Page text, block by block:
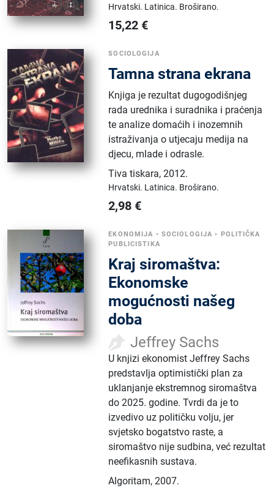
Hrvatski. Latinica. Broširano.
15,22 €
SOCIOLOGIJA
Tamna strana ekrana
Knjiga je rezultat dugogodišnjeg
rada urednika i suradnika i praćenja
te analize domaćih i inozemnih
istraživanja o utjecaju medija na
djecu, mlade i odrasle.
Tiva tiskara,2012.
Hrvatski. Latinica. Broširano.
2,98 €
EKONOMIJA • SOCIOLOGIJA •
POLITIČKA
PUBLICISTIKA
Kraj siromaštva:
Ekonomske
mogućnosti našeg
doba
Jeffrey Sachs
U knjizi ekonomist Jeffrey Sachs
predstavlja optimistički plan za
uklanjanje ekstremnog siromaštva
do 2025. godine. Tvrdi da je to
izvedivo uz političku volju, jer
svjetsko bogatstvo raste, a
siromaštvo nije sudbina, već rezultat
neefikasnih sustava.
Algoritam,2007.